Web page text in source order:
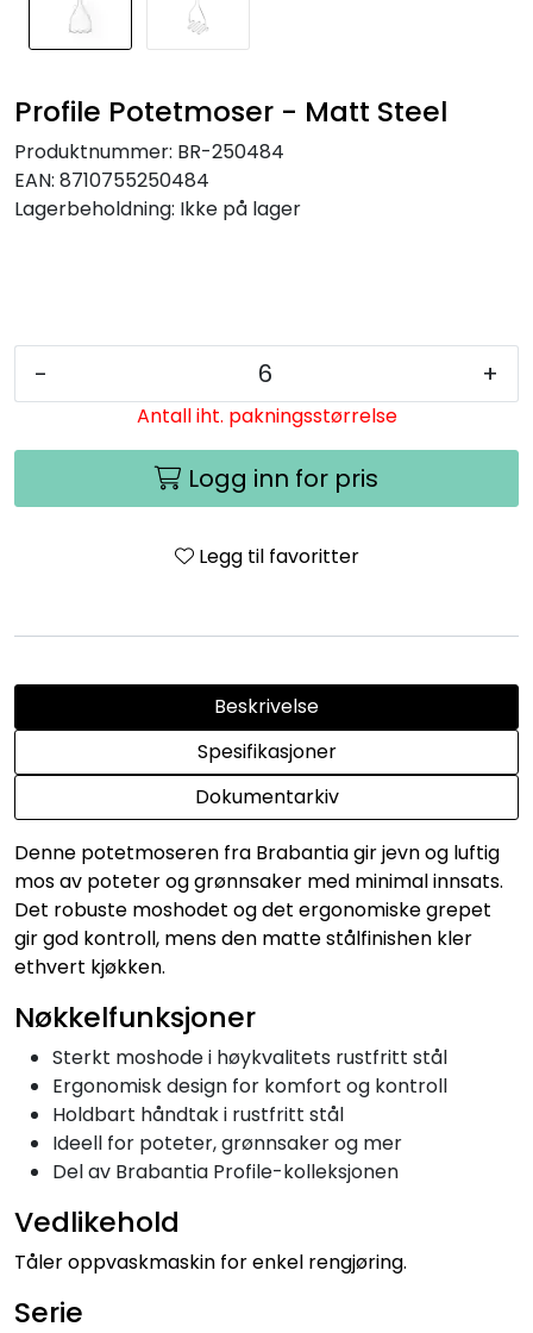
Profile Potetmoser - Matt Steel
Produktnummer: BR-250484
EAN: 8710755250484
Lagerbeholdning: Ikke på lager
- +
Antall iht. pakningsstørrelse
Logg inn for pris
Legg til favoritter
Beskrivelse
Spesifikasjoner
Dokumentarkiv
Denne potetmoseren fra Brabantia gir jevn og luftig
mos av poteter og grønnsaker med minimal innsats.
Det robuste moshodet og det ergonomiske grepet
gir god kontroll, mens den matte stålfinishen kler
ethvert kjøkken.
Nøkkelfunksjoner
Sterkt moshode i høykvalitets rustfritt stål
Ergonomisk design for komfort og kontroll
Holdbart håndtak i rustfritt stål
Ideell for poteter, grønnsaker og mer
Del av Brabantia Profile-kolleksjonen
Vedlikehold
Tåler oppvaskmaskin for enkel rengjøring.
Serie